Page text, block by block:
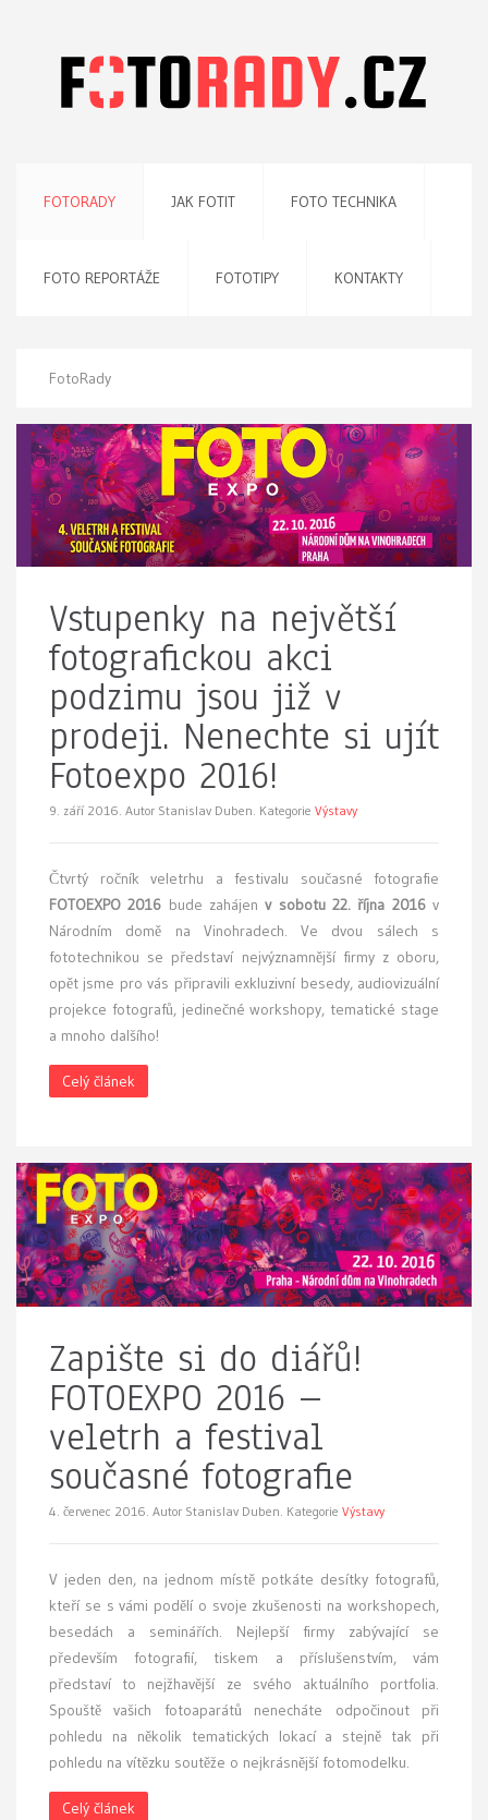
FOTORADY JAK FOTIT FOTO TECHNIKA
FOTO REPORTÁŽE FOTOTIPY KONTAKTY
FotoRady
Vstupenky na největší
fotografickou akci
podzimu jsou již v
prodeji. Nenechte si ujít
Fotoexpo 2016!
9. září 2016. Autor Stanislav Duben. Kategorie Výstavy
Čtvrtý ročník veletrhu a festivalu současné fotografie
FOTOEXPO 2016 bude zahájenv sobotu 22. října 2016v
Národním domě na Vinohradech. Ve dvou sálech s
fototechnikou se představí nejvýznamnější firmy z oboru,
opět jsme pro vás připravili exkluzivní besedy, audiovizuální
projekce fotografů, jedinečné workshopy, tematické stage
a mnoho dalšího!
Celý článek
Zapište si do diářů!
FOTOEXPO 2016 –
veletrh a festival
současné fotografie
4. červenec 2016. Autor Stanislav Duben. Kategorie Výstavy
V jeden den, na jednom místě potkáte desítky fotografů,
kteří se s vámi podělí o svoje zkušenosti na workshopech,
besedách a seminářích. Nejlepší firmy zabývající se
především fotografií, tiskem a příslušenstvím, vám
představí to nejžhavější ze svého aktuálního portfolia.
Spouště vašich fotoaparátů nenecháte odpočinout při
pohledu na několik tematických lokací a stejně tak při
pohledu na vítězku soutěže o nejkrásnější fotomodelku.
Celý článek